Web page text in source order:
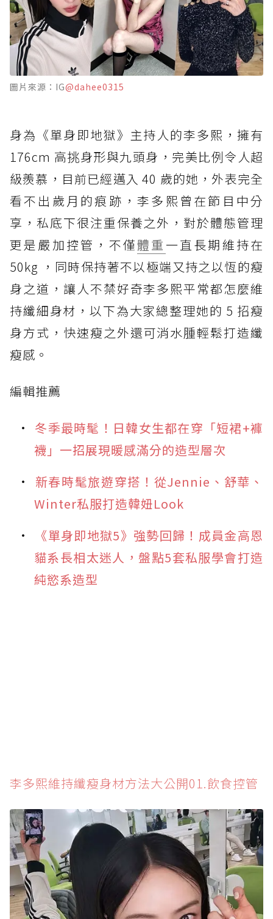
圖片來源：IG@dahee0315
身為《單身即地獄》主持人的李多熙，擁有
176cm 高挑身形與九頭身，完美比例令人超
級羨慕，目前已經邁入 40 歲的她，外表完全
看不出歲月的痕跡，李多熙曾在節目中分
享，私底下很注重保養之外，對於體態管理
更是嚴加控管，不僅體重 一直長期維持在
50kg ，同時保持著不以極端又持之以恆的瘦
身之道，讓人不禁好奇李多熙平常都怎麼維
持纖細身材，以下為大家總整理她的 5 招瘦
身方式，快速瘦之外還可消水腫輕鬆打造纖
瘦感。
編輯推薦
冬季最時髦！日韓女生都在穿「短裙+褲
襪」一招展現暖感滿分的造型層次
新春時髦旅遊穿搭！從Jennie、舒華、
Winter私服打造韓妞Look
《單身即地獄5》強勢回歸！成員金高恩
貓系長相太迷人，盤點5套私服學會打造
純慾系造型
李多熙維持纖瘦身材方法大公開01.飲食控管